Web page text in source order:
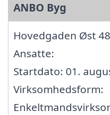
ANBO Byg
Hovedgaden Øst
Ansatte:
Startdato: 01.
Virksomhedsform: